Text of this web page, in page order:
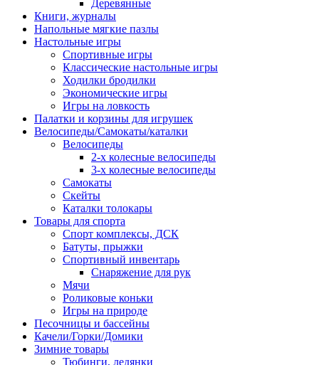
Деревянные
Книги, журналы
Напольные мягкие пазлы
Настольные игры
Спортивные игры
Классические настольные игры
Ходилки бродилки
Экономические игры
Игры на ловкость
Палатки и корзины для игрушек
Велосипеды/Самокаты/каталки
Велосипеды
2-х колесные велосипеды
3-х колесные велосипеды
Самокаты
Скейты
Каталки толокары
Товары для спорта
Спорт комплексы, ДСК
Батуты, прыжки
Спортивный инвентарь
Снаряжение для рук
Мячи
Роликовые коньки
Игры на природе
Песочницы и бассейны
Качели/Горки/Домики
Зимние товары
Тюбинги, ледянки